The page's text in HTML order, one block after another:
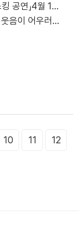
, 음악으로 함께 愛 공연”을 진행하였습니다!
는 특별한 시간이었...
10 11
12